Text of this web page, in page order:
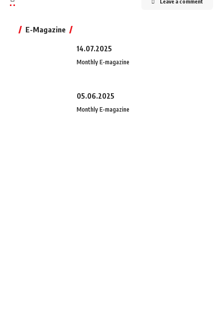
E-Magazine
14.07.2025
Monthly E-magazine
05.06.2025
Monthly E-magazine